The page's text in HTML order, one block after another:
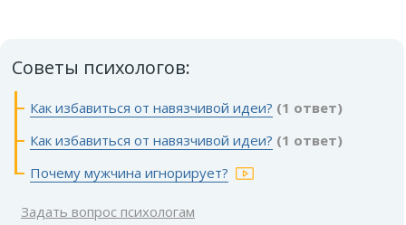
Советы психологов:
Как избавиться от навязчивой идеи? (1 ответ)
Как избавиться от навязчивой идеи? (1 ответ)
Почему мужчина игнорирует?
Задать вопрос психологам